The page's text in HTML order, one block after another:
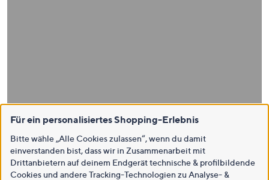
Für ein personalisiertes Shopping-Erlebnis
Bitte wähle „Alle Cookies zulassen“, wenn du damit
einverstanden bist, dass wir in Zusammenarbeit mit
Drittanbietern auf deinem Endgerät technische & profilbildende
Cookies und andere Tracking-Technologien zu Analyse- &